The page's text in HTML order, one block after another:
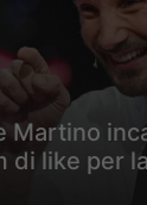
Martino
di like per